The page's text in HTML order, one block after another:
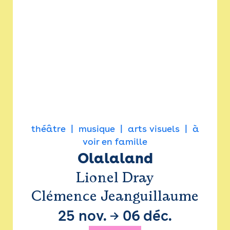
théâtre musique arts visuels
à
voir en famille
Olalaland
Lionel Dray
Clémence Jeanguillaume
25 nov. → 06 déc.